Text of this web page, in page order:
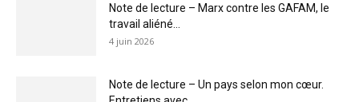
Note de lecture – Marx contre les GAFAM, le
travail aliéné...
4 juin 2026
Note de lecture – Un pays selon mon cœur.